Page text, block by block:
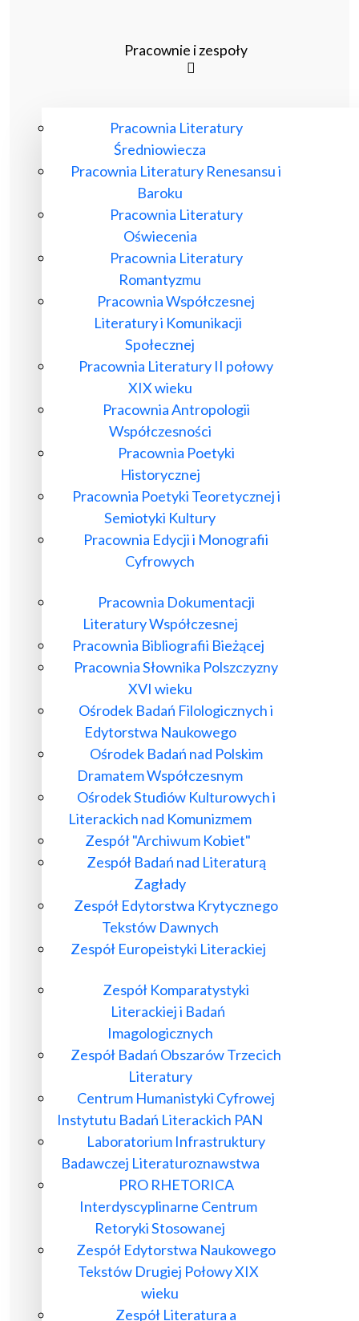
Pracownie i zespoły
Pracownia Literatury
Średniowiecza
Pracownia Literatury Renesansu i
Baroku
Pracownia Literatury
Oświecenia
Pracownia Literatury
Romantyzmu
Pracownia Współczesnej
Literatury i Komunikacji
Społecznej
Pracownia Literatury II połowy
XIX wieku
Pracownia Antropologii
Współczesności
Pracownia Poetyki
Historycznej
Pracownia Poetyki Teoretycznej i
Semiotyki Kultury
Pracownia Edycji i Monografii
Cyfrowych
Pracownia Dokumentacji
Literatury Współczesnej
Pracownia Bibliografii Bieżącej
Pracownia Słownika Polszczyzny
XVI wieku
Ośrodek Badań Filologicznych i
Edytorstwa Naukowego
Ośrodek Badań nad Polskim
Dramatem Współczesnym
Ośrodek Studiów Kulturowych i
Literackich nad Komunizmem
Zespół "Archiwum Kobiet"
Zespół Badań nad Literaturą
Zagłady
Zespół Edytorstwa Krytycznego
Tekstów Dawnych
Zespół Europeistyki Literackiej
Zespół Komparatystyki
Literackiej i Badań
Imagologicznych
Zespół Badań Obszarów Trzecich
Literatury
Centrum Humanistyki Cyfrowej
Instytutu Badań Literackich PAN
Laboratorium Infrastruktury
Badawczej Literaturoznawstwa
PRO RHETORICA
Interdyscyplinarne Centrum
Retoryki Stosowanej
Zespół Edytorstwa Naukowego
Tekstów Drugiej Połowy XIX
wieku
Zespół Literatura a